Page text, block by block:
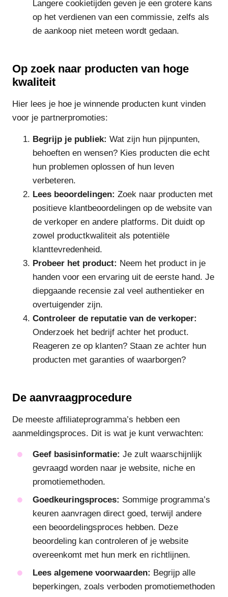
Langere cookietijden geven je een grotere kans
op het verdienen van een commissie, zelfs als
de aankoop niet meteen wordt gedaan.
Op zoek naar producten van hoge
kwaliteit
Hier lees je hoe je winnende producten kunt vinden
voor je partnerpromoties:
Begrijp je publiek: Wat zijn hun pijnpunten,
behoeften en wensen? Kies producten die echt
hun problemen oplossen of hun leven
verbeteren.
Lees beoordelingen: Zoek naar producten met
positieve klantbeoordelingen op de website van
de verkoper en andere platforms. Dit duidt op
zowel productkwaliteit als potentiële
klanttevredenheid.
Probeer het product: Neem het product in je
handen voor een ervaring uit de eerste hand. Je
diepgaande recensie zal veel authentieker en
overtuigender zijn.
Controleer de reputatie van de verkoper:
Onderzoek het bedrijf achter het product.
Reageren ze op klanten? Staan ze achter hun
producten met garanties of waarborgen?
De aanvraagprocedure
De meeste affiliateprogramma’s hebben een
aanmeldingsproces. Dit is wat je kunt verwachten:
Geef basisinformatie: Je zult waarschijnlijk
gevraagd worden naar je website, niche en
promotiemethoden.
Goedkeuringsproces: Sommige programma’s
keuren aanvragen direct goed, terwijl andere
een beoordelingsproces hebben. Deze
beoordeling kan controleren of je website
overeenkomt met hun merk en richtlijnen.
Lees algemene voorwaarden: Begrijp alle
beperkingen, zoals verboden promotiemethoden